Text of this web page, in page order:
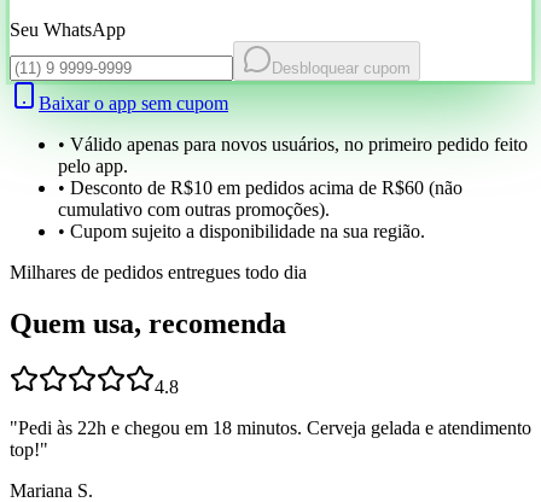
Seu WhatsApp
Desbloquear cupom
Baixar o app sem cupom
• Válido apenas para novos usuários, no primeiro pedido feito
pelo app.
• Desconto de R$10 em pedidos acima de R$60 (não
cumulativo com outras promoções).
• Cupom sujeito a disponibilidade na sua região.
Milhares de pedidos entregues todo dia
Quem usa, recomenda
4.8
"Pedi às 22h e chegou em 18 minutos. Cerveja gelada e atendimento
top!"
Mariana S.